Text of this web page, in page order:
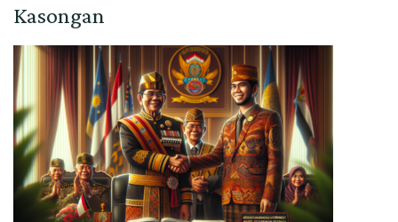
Kasongan